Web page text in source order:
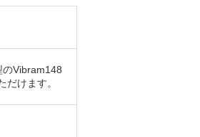
Vibram148
けます。